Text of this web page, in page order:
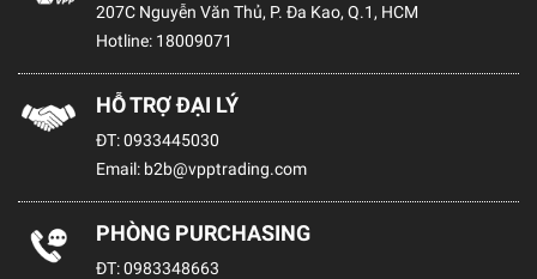
207C Nguyễn Văn Thủ, P. Đa Kao, Q.1, HCM
Hotline: 18009071
HỖ TRỢ ĐẠI LÝ
ĐT:0933445030
Email: b2b@vpptrading.com
PHÒNG PURCHASING
ĐT:0983348663